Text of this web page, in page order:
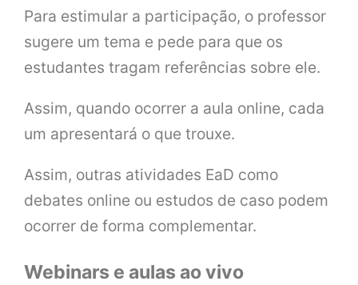
Para estimular a participação, o professor
sugere um tema e pede para que os
estudantes tragam referências sobre ele.
Assim, quando ocorrer a aula online, cada
um apresentará o que trouxe.
Assim, outras atividades EaD como
debates online ou estudos de caso podem
ocorrer de forma complementar.
Webinars e aulas ao vivo